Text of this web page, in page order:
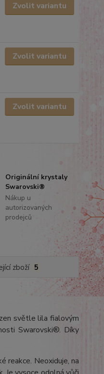
Zvolit variantu
Zvolit variantu
Zvolit variantu
Originální krystaly
Swarovski®
Nákup u
autorizovaných
prodejců
zboží 5
světle lila fialovým
Swarovski®. Díky
reakce. Neoxiduje, na